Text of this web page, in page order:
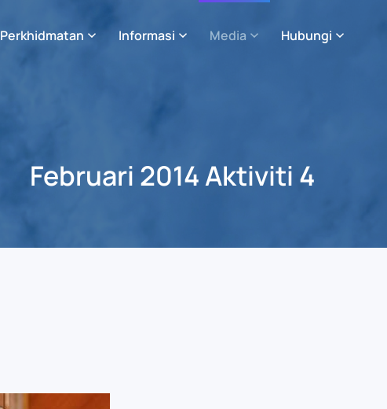
Perkhidmatan Informasi Media Hubungi
Februari 2014 Aktiviti 4